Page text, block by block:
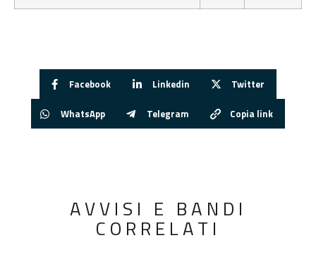
Facebook Linkedin Twitter
WhatsApp Telegram Copia link
AVVISI E BANDI
CORRELATI